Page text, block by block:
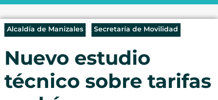
Alcaldía de Manizales Secretaría de Movilidad
Nuevo estudio
técnico sobre tarifas